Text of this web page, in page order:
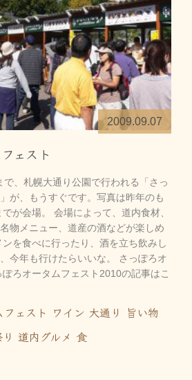
2009.09.07
ェスト
、札幌大通り公園で行われる「さっ
が、もうすぐです。写真は昨年のも
が会場。 会場によって、道内食材、
物メニュー、道産の酒などが楽しめ
を食べに行ったり、酒を立ち飲みし
今年も行けたらいいな。 さっぽろオ
ろオータムフェスト2010の記事はこ
ェスト ワイン 大通り
旨い物
道内グルメ 食